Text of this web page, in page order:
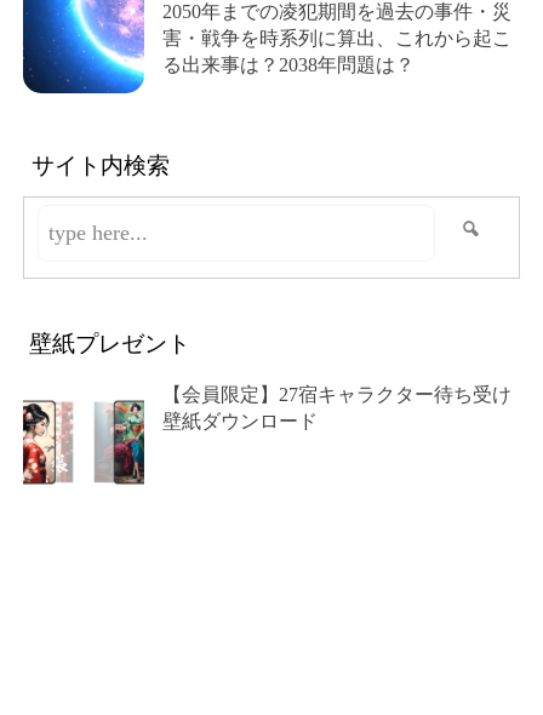
2050年までの凌犯期間を過去の事件・災
害・戦争を時系列に算出、これから起こ
る出来事は？2038年問題は？
サイト内検索
壁紙プレゼント
【会員限定】27宿キャラクター待ち受け
壁紙ダウンロード